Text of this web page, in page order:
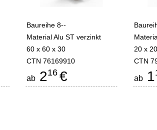
Baureihe 8--
Material Alu ST verzinkt
60 x 60 x 30
CTN 76169910
ab 216 €
20 x
CTN
ab 1